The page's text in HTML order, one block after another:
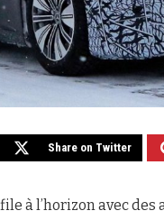
Share on Twitter
à l’horizon avec